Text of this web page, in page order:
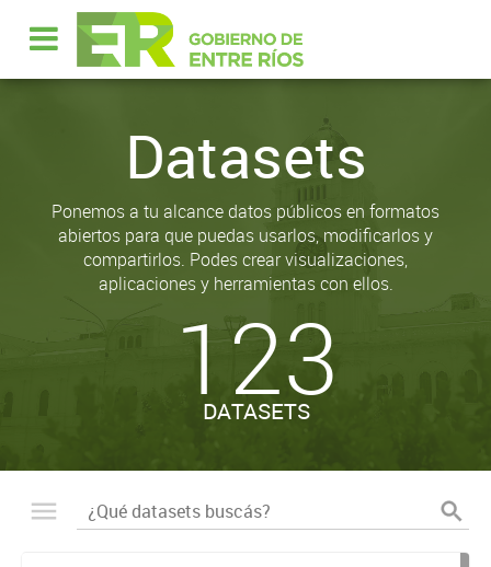
Datasets
Ponemos a tu alcance datos públicos en formatos
abiertos para que puedas usarlos, modificarlos y
compartirlos. Podes crear visualizaciones,
aplicaciones y herramientas con ellos.
123
DATASETS